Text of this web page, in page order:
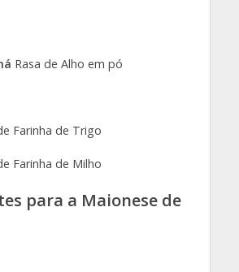
Rasa de Alho em pó
Farinha de Trigo
Farinha de Milho
para a Maionese de